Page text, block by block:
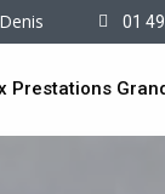
01
Prestations